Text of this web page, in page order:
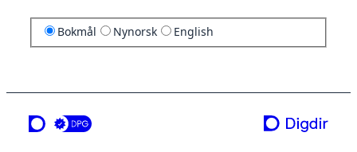
Bokmål Nynorsk English